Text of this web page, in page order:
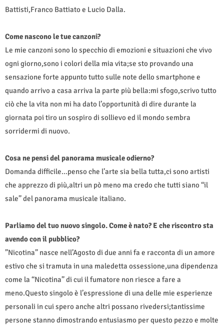
Battisti,Franco Battiato e Lucio Dalla.
Come nascono le tue canzoni?
Le mie canzoni sono lo specchio di emozioni e situazioni che vivo
ogni giorno,sono i colori della mia vita;se sto provando una
sensazione forte appunto tutto sulle note dello smartphone e
quando arrivo a casa arriva la parte più bella:mi sfogo,scrivo tutto
ciò che la vita non mi ha dato l’opportunità di dire durante la
giornata poi tiro un sospiro di sollievo ed il mondo sembra
sorridermi di nuovo.
Cosa ne pensi del panorama musicale odierno?
Domanda difficile…penso che l’arte sia bella tutta,ci sono artisti
che apprezzo di più,altri un pò meno ma credo che tutti siano “il
sale” del panorama musicale italiano.
Parliamo del tuo nuovo singolo. Come è nato? E che riscontro sta
avendo con il pubblico?
”Nicotina” nasce nell’Agosto di due anni fa e racconta di un amore
estivo che si tramuta in una maledetta ossessione,una dipendenza
come la “Nicotina” di cui il fumatore non riesce a fare a
meno.Questo singolo è l’espressione di una delle mie esperienze
personali in cui spero anche altri possano rivedersi;tantissime
persone stanno dimostrando entusiasmo per questo pezzo e molte